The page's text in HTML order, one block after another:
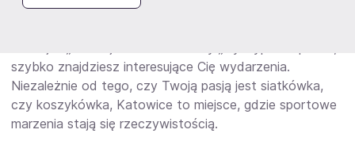
Platforma eBilet ułatwia zakup biletów na
szybko znajdziesz interesujące Cię wydarzenia.
Niezależnie od tego, czy Twoją pasją jest siatkówka,
czy koszykówka, Katowice to miejsce, gdzie sportowe
marzenia stają się rzeczywistością.